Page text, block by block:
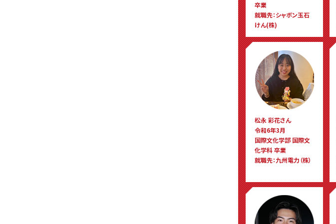
卒業
就職先：シャボン玉石
けん(株)
松永 彩花さん
令和6年3月
国際文化学部 国際文
化学科 卒業
就職先：九州電力（株）